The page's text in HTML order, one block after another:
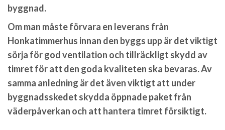
byggnad.
Om man måste förvara en leverans från
Honkatimmerhus innan den byggs upp är det viktigt
sörja för god ventilation och tillräckligt skydd av
timret för att den goda kvaliteten ska bevaras. Av
samma anledning är det även viktigt att under
byggnadsskedet skydda öppnade paket från
väderpåverkan och att hantera timret försiktigt.